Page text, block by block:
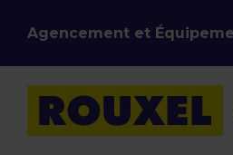
Agencement et